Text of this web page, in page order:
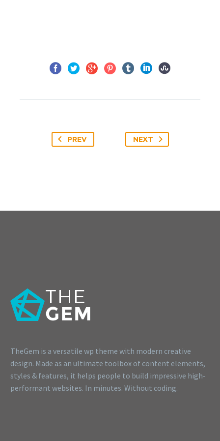
PREV NEXT
TheGem is a versatile wp theme with modern creative
design. Made as an ultimate toolbox of content elements,
styles & features, it helps people to build impressive high-
performant websites. In minutes. Without coding.